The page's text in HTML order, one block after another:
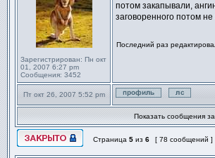
Зарегистрирован: Пн окт
01, 2007 6:27 pm
Сообщения: 3452
потом закапывали,
заговоренного потом
Последний раз
Пт окт 26, 2007 5:52 pm
Профиль
Показать сообщения
Страница 5 из 6 [ 78 сообщений ]